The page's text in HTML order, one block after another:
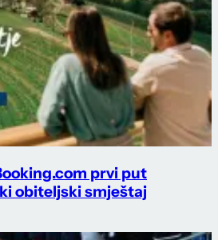
prvi put
obiteljski smještaj